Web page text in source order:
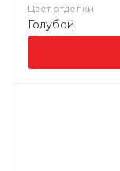
Цвет отделки
Голубой